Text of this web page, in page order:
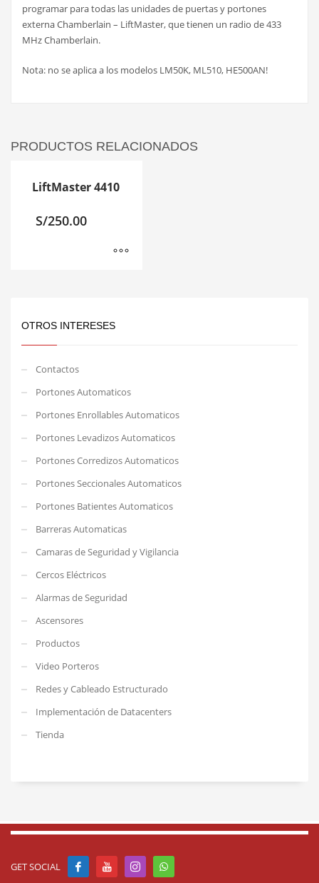
programar para todas las unidades de puertas y portones
externa Chamberlain – LiftMaster, que tienen un radio de 433
MHz Chamberlain.
Nota: no se aplica a los modelos LM50K, ML510, HE500AN!
PRODUCTOS RELACIONADOS
LiftMaster 4410
S/250.00
OTROS INTERESES
Contactos
Portones Automaticos
Portones Enrollables Automaticos
Portones Levadizos Automaticos
Portones Corredizos Automaticos
Portones Seccionales Automaticos
Portones Batientes Automaticos
Barreras Automaticas
Camaras de Seguridad y Vigilancia
Cercos Eléctricos
Alarmas de Seguridad
Ascensores
Productos
Video Porteros
Redes y Cableado Estructurado
Implementación de Datacenters
Tienda
GET SOCIAL